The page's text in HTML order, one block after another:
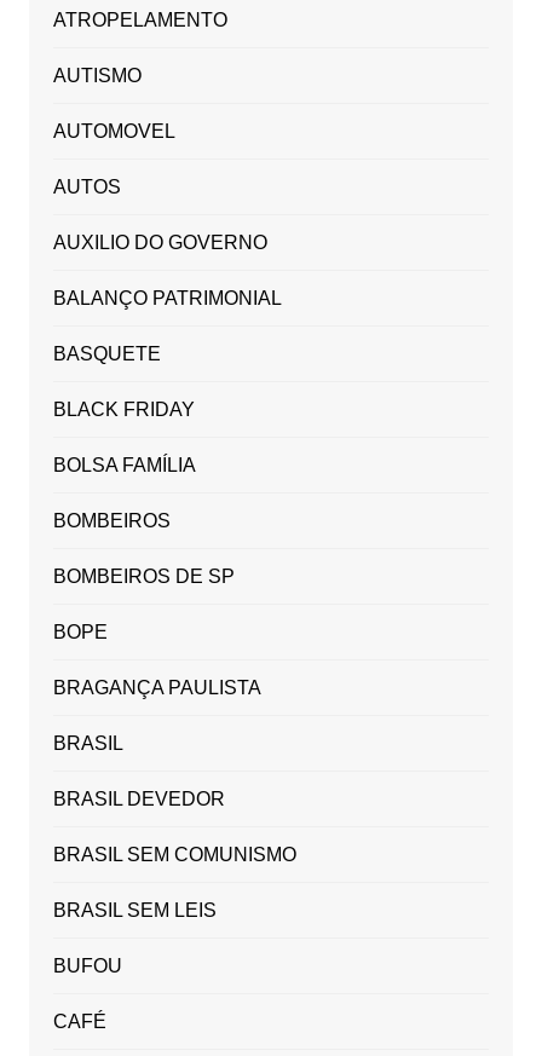
ATROPELAMENTO
AUTISMO
AUTOMOVEL
AUTOS
AUXILIO DO GOVERNO
BALANÇO PATRIMONIAL
BASQUETE
BLACK FRIDAY
BOLSA FAMÍLIA
BOMBEIROS
BOMBEIROS DE SP
BOPE
BRAGANÇA PAULISTA
BRASIL
BRASIL DEVEDOR
BRASIL SEM COMUNISMO
BRASIL SEM LEIS
BUFOU
CAFÉ